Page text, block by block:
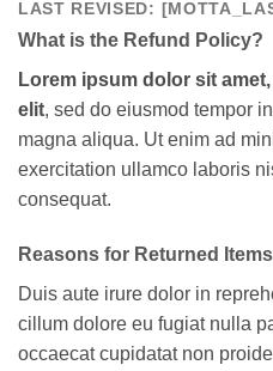
LAST REVISED:
What is the Refund Policy?
Lorem ipsum dolor sit
elit, sed do eiusmod tempor
magna aliqua. Ut enim ad
exercitation ullamco laboris
consequat.
Reasons for Returned Items
Duis aute irure dolor in
cillum dolore eu fugiat nulla
occaecat cupidatat non